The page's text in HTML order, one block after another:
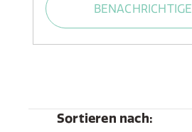
Sortieren nach: